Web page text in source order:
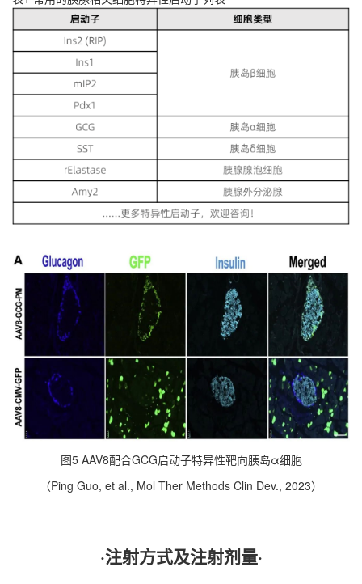
图5 AAV8配合GCG启动子特异性靶向胰岛α细胞
（Ping Guo, et al., Mol Ther Methods Clin Dev., 2023）
·注射方式及注射剂量·